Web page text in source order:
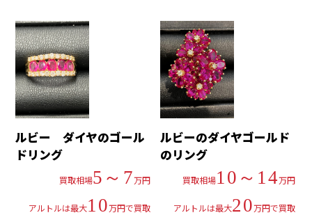
ルビー ダイヤのゴール
ドリング
買取相場5～7万円
アルトルは最大10万円で買取
ルビーのダイヤゴールド
のリング
買取相場10～14万円
アルトルは最大20万円で買取